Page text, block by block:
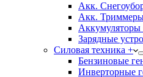
Акк.
Акк.
Аккумуляторы
Зарядные
Силовая техника +
Бензиновые
Инверторные